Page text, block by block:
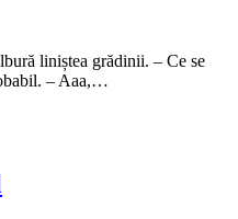
liniștea grădinii. – Ce se
– Aaa,…